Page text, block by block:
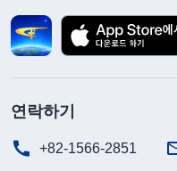
를 부르고 춤을 추는
들의 우러름과 칭찬을
다. 매일 이런 것에만
기가 있어 여러 본분
져서 무대에 올라 저
연락하기
+82-1566-2851